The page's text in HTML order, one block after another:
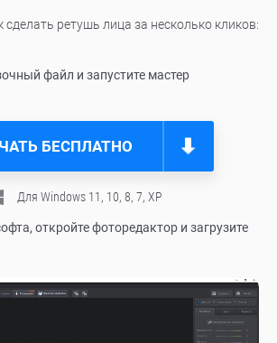
ретушь лица за несколько кликов:
файл и запустите мастер
БЕСПЛАТНО
Для Windows 11, 10, 8, 7, ХР
откройте фоторедактор и загрузите